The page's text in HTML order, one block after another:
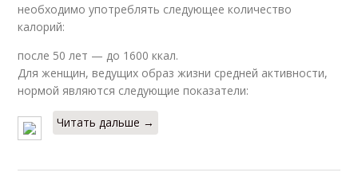
необходимо употреблять следующее количество
калорий:
после 50 лет — до 1600 ккал.
Для женщин, ведущих образ жизни средней активности,
нормой являются следующие показатели:
Читать дальше →